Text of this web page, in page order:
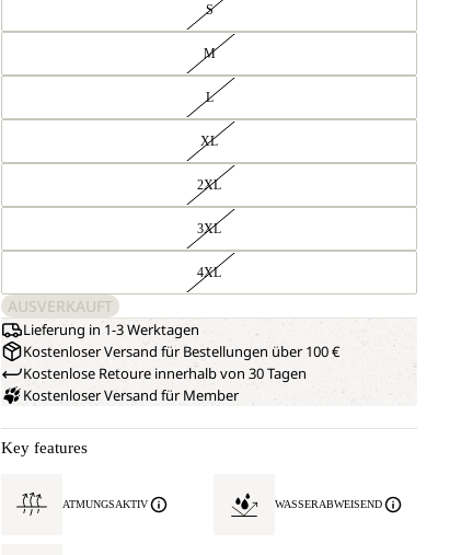
S
M
L
XL
2XL
3XL
4XL
AUSVERKAUFT
Lieferung in 1-3 Werktagen
Kostenloser Versand für Bestellungen über 100 €
Kostenlose Retoure innerhalb von 30 Tagen
Kostenloser Versand für Member
Key features
ATMUNGSAKTIV WASSERABWEISEND